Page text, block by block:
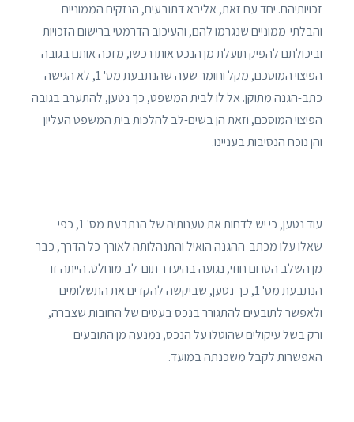
זכויותיהם. יחד עם זאת, אליבא דתובעים, הנזקים הממוניים
והבלתי-ממוניים שנגרמו להם, והעיכוב הדרמטי ברישום הזכויות
וביכולתם להפיק תועלת מן הנכס אותו רכשו, מזכה אותם בגובה
הפיצוי המוסכם, מקל וחומר שעה שהנתבעת מס' 1, לא הגישה
כתב-הגנה מתוקן. אל לו לבית המשפט, כך נטען, להתערב בגובה
הפיצוי המוסכם, וזאת הן בשים-לב להלכות בית המשפט העליון
והן נוכח הנסיבות בעניינו.
עוד נטען, כי יש לדחות את טענותיה של הנתבעת מס' 1, כפי
שאלו עלו מכתב-ההגנה הואיל והתנהלותהּ לאורך כל הדרך, כבר
מן השלב הטרום חוזי, נגועה בהיעדר תום-לב מוחלט. הייתה זו
הנתבעת מס' 1, כך נטען, שביקשה להקדים את התשלומים
ולאפשר לתובעים להתגורר בנכס בעטים של החובות שצברה,
ורק בשל עיקולים שהוטלו על הנכס, נמנעה מן התובעים
האפשרות לקבל משכנתה במועד.